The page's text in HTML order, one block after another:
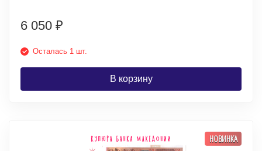
6 050 ₽
Осталась 1 шт.
В корзину
НОВИНКА